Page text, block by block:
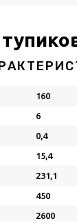
160
6
0,4
15,4
231,1
450
2600